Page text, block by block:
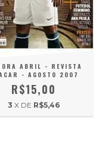
ABRIL - REVISTA
- AGOSTO 2007
R$15,00
3 X DE R$5,46